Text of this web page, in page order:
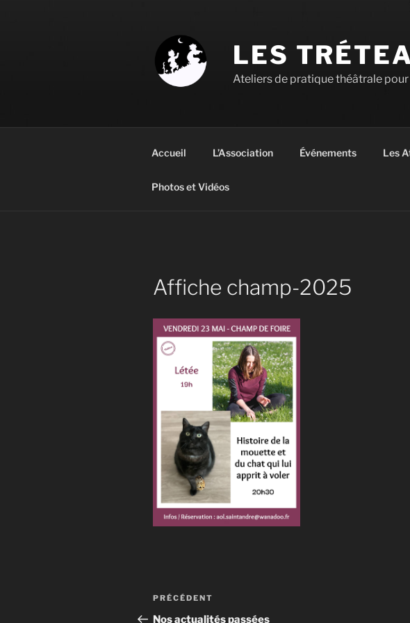
LES
Ateliers de pratique théâtrale
Accueil L’Association Événements Les
Photos et Vidéos
Affiche champ-2025
Navigation
de
Article
précédent
PRÉCÉDENT
Nos actualités passées